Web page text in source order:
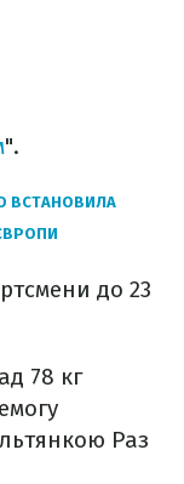
".
ВСТАНОВИЛА
до 23
78 кг
Раз